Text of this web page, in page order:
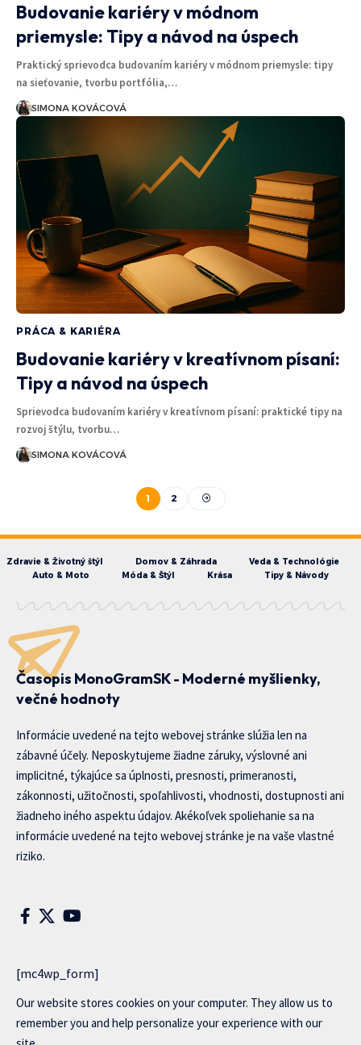
Budovanie kariéry v módnom
priemysle: Tipy a návod na úspech
Praktický sprievodca budovaním kariéry v módnom priemysle: tipy
na sieťovanie, tvorbu portfólia,…
SIMONA KOVÁCOVÁ
PRÁCA & KARIÉRA
Budovanie kariéry v kreatívnom písaní:
Tipy a návod na úspech
Sprievodca budovaním kariéry v kreatívnom písaní: praktické tipy na
rozvoj štýlu, tvorbu…
SIMONA KOVÁCOVÁ
1 2
Zdravie & Životný štýl Domov & Záhrada
Veda & Technológie
Auto & Moto
Móda & Štýl Krása Tipy & Návody
Časopis MonoGramSK - Moderné myšlienky,
večné hodnoty
Informácie uvedené na tejto webovej stránke slúžia len na
zábavné účely. Neposkytujeme žiadne záruky, výslovné ani
implicitné, týkajúce sa úplnosti, presnosti, primeranosti,
zákonnosti, užitočnosti, spoľahlivosti, vhodnosti, dostupnosti ani
žiadneho iného aspektu údajov. Akékoľvek spoliehanie sa na
informácie uvedené na tejto webovej stránke je na vaše vlastné
riziko.
[mc4wp_form]
Our website stores cookies on your computer. They allow us to
remember you and help personalize your experience with our